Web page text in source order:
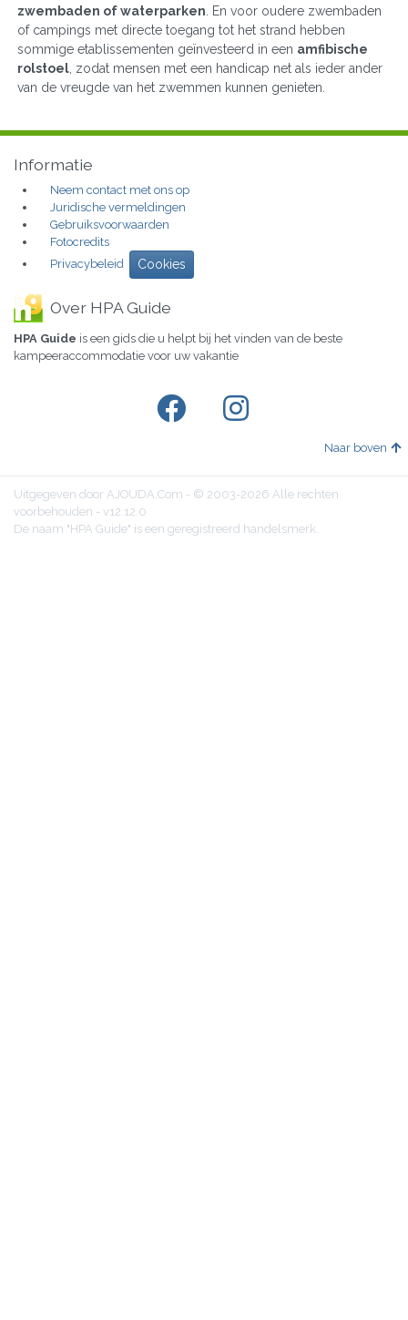
zwembaden of waterparken . En voor oudere zwembaden
of campings met directe toegang tot het strand hebben
sommige etablissementen geïnvesteerd in een amfibische
rolstoel , zodat mensen met een handicap net als ieder ander
van de vreugde van het zwemmen kunnen genieten.
Informatie
Neem contact met ons op
Juridische vermeldingen
Gebruiksvoorwaarden
Fotocredits
Privacybeleid
Cookies
Over HPA Guide
HPA Guide is een gids die u helpt bij het vinden van de beste
kampeeraccommodatie voor uw vakantie
Naar boven
Uitgegeven door AJOUDA.Com - © 2003-2026 Alle rechten
voorbehouden - v12.12.0
De naam "HPA Guide" is een geregistreerd handelsmerk.